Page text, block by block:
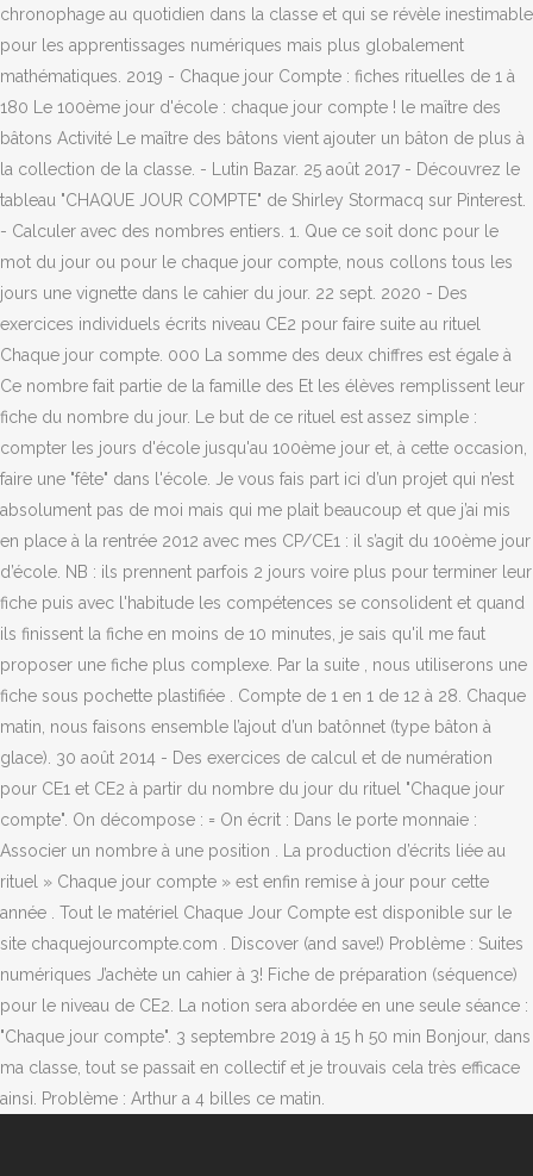
chronophage au quotidien dans la classe et qui se révèle inestimable
pour les apprentissages numériques mais plus globalement
mathématiques. 2019 - Chaque jour Compte : fiches rituelles de 1 à
180 Le 100ème jour d'école : chaque jour compte ! le maître des
bâtons Activité Le maître des bâtons vient ajouter un bâton de plus à
la collection de la classe. - Lutin Bazar. 25 août 2017 - Découvrez le
tableau "CHAQUE JOUR COMPTE" de Shirley Stormacq sur Pinterest.
- Calculer avec des nombres entiers. 1. Que ce soit donc pour le
mot du jour ou pour le chaque jour compte, nous collons tous les
jours une vignette dans le cahier du jour. 22 sept. 2020 - Des
exercices individuels écrits niveau CE2 pour faire suite au rituel
Chaque jour compte. 000 La somme des deux chiffres est égale à
Ce nombre fait partie de la famille des Et les élèves remplissent leur
fiche du nombre du jour. Le but de ce rituel est assez simple :
compter les jours d'école jusqu'au 100ème jour et, à cette occasion,
faire une "fête" dans l'école. Je vous fais part ici d’un projet qui n’est
absolument pas de moi mais qui me plait beaucoup et que j’ai mis
en place à la rentrée 2012 avec mes CP/CE1 : il s’agit du 100ème jour
d’école. NB : ils prennent parfois 2 jours voire plus pour terminer leur
fiche puis avec l'habitude les compétences se consolident et quand
ils finissent la fiche en moins de 10 minutes, je sais qu'il me faut
proposer une fiche plus complexe. Par la suite , nous utiliserons une
fiche sous pochette plastifiée . Compte de 1 en 1 de 12 à 28. Chaque
matin, nous faisons ensemble l’ajout d’un batônnet (type bâton à
glace). 30 août 2014 - Des exercices de calcul et de numération
pour CE1 et CE2 à partir du nombre du jour du rituel "Chaque jour
compte". On décompose : = On écrit : Dans le porte monnaie :
Associer un nombre à une position . La production d’écrits liée au
rituel » Chaque jour compte » est enfin remise à jour pour cette
année . Tout le matériel Chaque Jour Compte est disponible sur le
site chaquejourcompte.com . Discover (and save!) Problème : Suites
numériques J’achète un cahier à 3! Fiche de préparation (séquence)
pour le niveau de CE2. La notion sera abordée en une seule séance :
"Chaque jour compte". 3 septembre 2019 à 15 h 50 min Bonjour, dans
ma classe, tout se passait en collectif et je trouvais cela très efficace
ainsi. Problème : Arthur a 4 billes ce matin.